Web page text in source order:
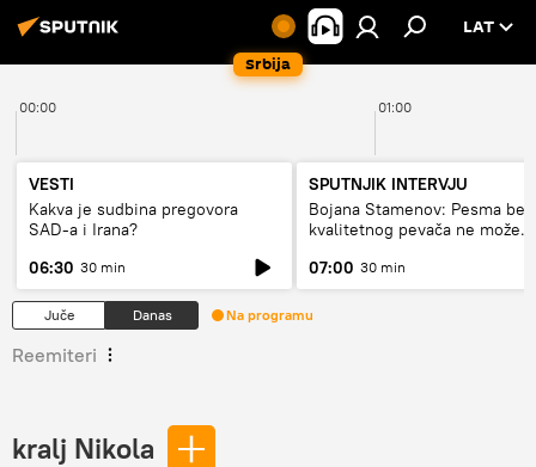
Srbija
LAT
00:00 01:00
VESTI
Kakva je sudbina pregovora
SAD-a i Irana?
06:30 30 min
SPUTNJIK INTERVJU
Bojana Stamenov: Pesma bez
kvalitetnog pevača ne može
07:00 30 min
Juče Danas Na programu
Reemiteri
kralj Nikola